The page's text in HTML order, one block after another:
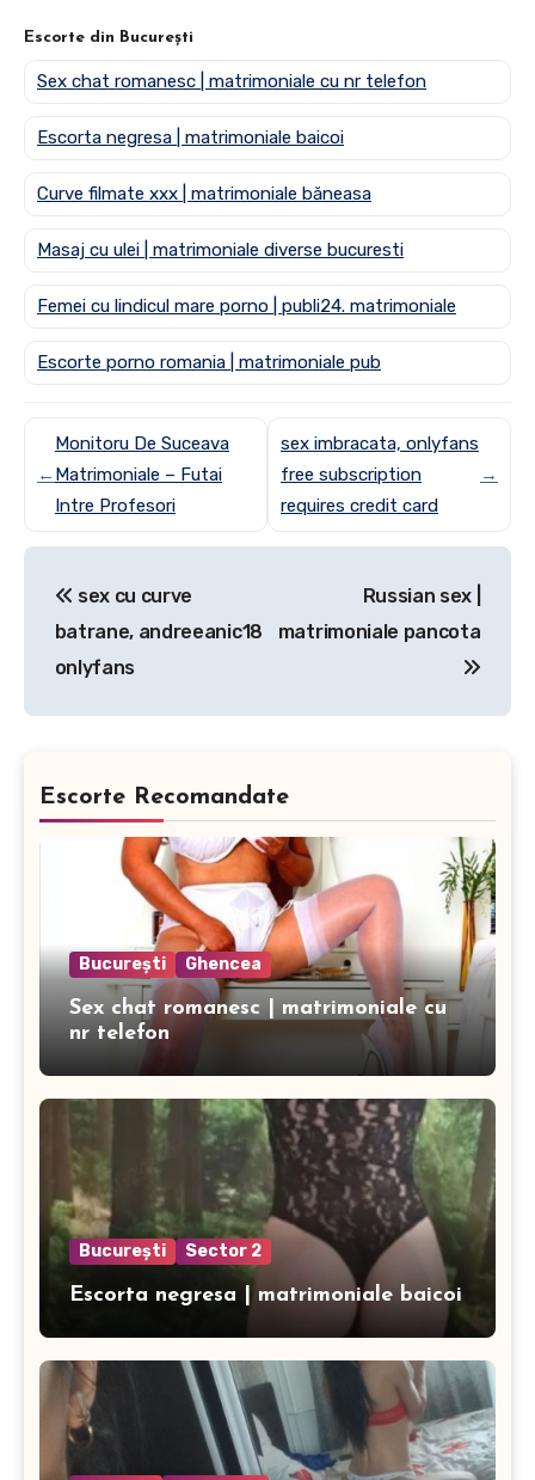
Escorte din București
Sex chat romanesc | matrimoniale cu nr telefon
Escorta negresa | matrimoniale baicoi
Curve filmate xxx | matrimoniale băneasa
Masaj cu ulei | matrimoniale diverse bucuresti
Femei cu lindicul mare porno | publi24. matrimoniale
Escorte porno romania | matrimoniale pub
←
Monitoru De Suceava
Matrimoniale – Futai
Intre Profesori
sex imbracata, onlyfans
free subscription
requires credit card
→
navigation
sex cu curve
batrane, andreeanic18
onlyfans
Russian sex |
matrimoniale pancota
Escorte Recomandate
București Ghencea
Sex chat romanesc | matrimoniale cu
nr telefon
București Sector 2
Escorta negresa | matrimoniale baicoi